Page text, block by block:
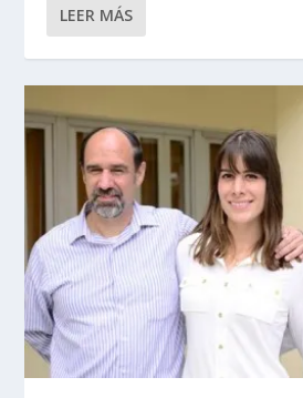
LEER MÁS